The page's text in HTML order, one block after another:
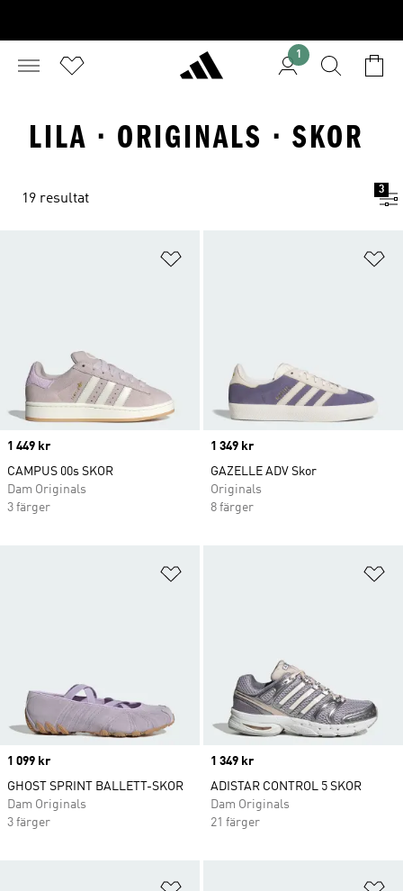
1
LILA · ORIGINALS · SKOR
19 resultat
3
Price
1 449 kr
CAMPUS 00s SKOR
Dam Originals
3 färger
Price
1 349 kr
GAZELLE ADV Skor
Originals
8 färger
Price
1 099 kr
GHOST SPRINT BALLETT-SKOR
Dam Originals
3 färger
Price
1 349 kr
ADISTAR CONTROL 5 SKOR
Dam Originals
21 färger